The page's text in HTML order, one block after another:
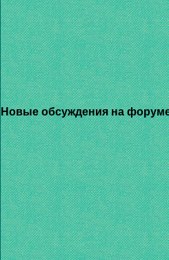
Новые обсуждения на